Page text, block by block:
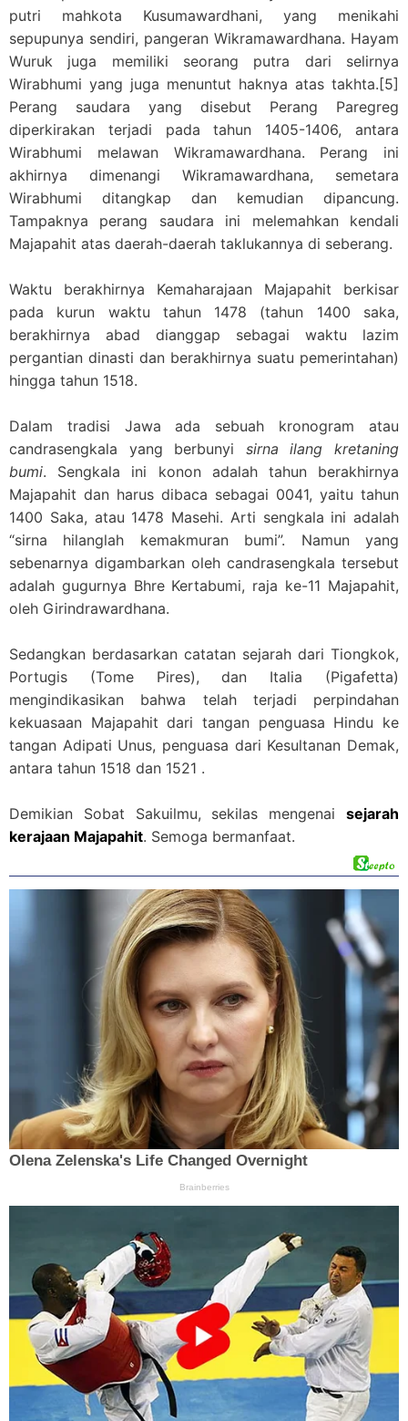
putri mahkota Kusumawardhani, yang menikahi
sepupunya sendiri, pangeran Wikramawardhana. Hayam
Wuruk juga memiliki seorang putra dari selirnya
Wirabhumi yang juga menuntut haknya atas takhta.[5]
Perang saudara yang disebut Perang Paregreg
diperkirakan terjadi pada tahun 1405-1406, antara
Wirabhumi melawan Wikramawardhana. Perang ini
akhirnya dimenangi Wikramawardhana, semetara
Wirabhumi ditangkap dan kemudian dipancung.
Tampaknya perang saudara ini melemahkan kendali
Majapahit atas daerah-daerah taklukannya di seberang.
Waktu berakhirnya Kemaharajaan Majapahit berkisar
pada kurun waktu tahun 1478 (tahun 1400 saka,
berakhirnya abad dianggap sebagai waktu lazim
pergantian dinasti dan berakhirnya suatu pemerintahan)
hingga tahun 1518.
Dalam tradisi Jawa ada sebuah kronogram atau
candrasengkala yang berbunyi sirna ilang kretaning
bumi. Sengkala ini konon adalah tahun berakhirnya
Majapahit dan harus dibaca sebagai 0041, yaitu tahun
1400 Saka, atau 1478 Masehi. Arti sengkala ini adalah
“sirna hilanglah kemakmuran bumi”. Namun yang
sebenarnya digambarkan oleh candrasengkala tersebut
adalah gugurnya Bhre Kertabumi, raja ke-11 Majapahit,
oleh Girindrawardhana.
Sedangkan berdasarkan catatan sejarah dari Tiongkok,
Portugis (Tome Pires), dan Italia (Pigafetta)
mengindikasikan bahwa telah terjadi perpindahan
kekuasaan Majapahit dari tangan penguasa Hindu ke
tangan Adipati Unus, penguasa dari Kesultanan Demak,
antara tahun 1518 dan 1521 .
Demikian Sobat Sakuilmu, sekilas mengenai sejarah
kerajaan Majapahit. Semoga bermanfaat.